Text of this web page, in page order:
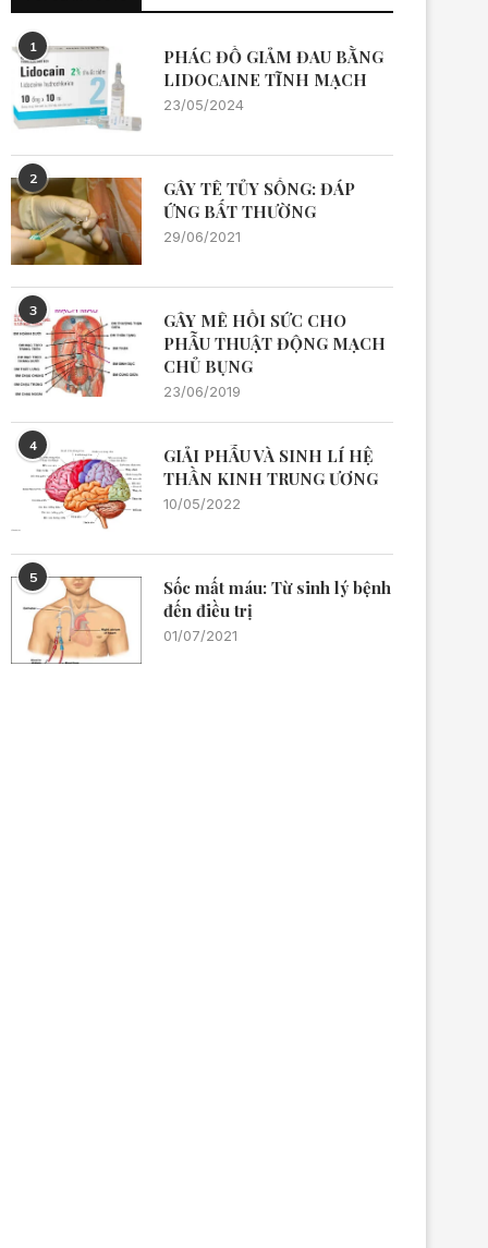
1
PHÁC ĐỒ GIẢM ĐAU BẰNG
LIDOCAINE TĨNH MẠCH
23/05/2024
2
GÂY TÊ TỦY SỐNG: ĐÁP
ỨNG BẤT THƯỜNG
29/06/2021
3
GÂY MÊ HỒI SỨC CHO
PHẪU THUẬT ĐỘNG MẠCH
CHỦ BỤNG
23/06/2019
4
GIẢI PHẪU VÀ SINH LÍ HỆ
THẦN KINH TRUNG ƯƠNG
10/05/2022
5
Sốc mất máu: Từ sinh lý bệnh
đến điều trị
01/07/2021